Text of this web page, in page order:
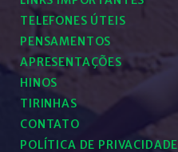
TELEFONES ÚTEIS
PENSAMENTOS
APRESENTAÇÕES
HINOS
TIRINHAS
CONTATO
POLÍTICA DE PRIVACIDADE